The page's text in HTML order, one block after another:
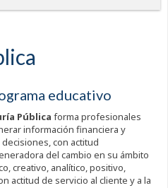
educativo
Pública forma profesionales
información financiera y
con actitud
del cambio en su ámbito
creativo, analítico, positivo,
actitud de servicio al cliente y a la